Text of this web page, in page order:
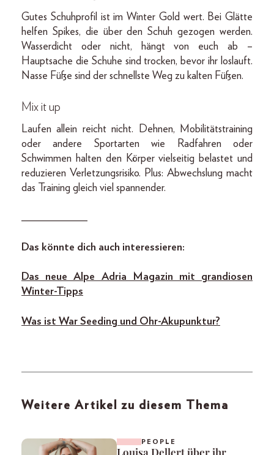
Gutes Schuhprofil ist im Winter Gold wert. Bei Glätte
helfen Spikes, die über den Schuh gezogen werden.
Wasserdicht oder nicht, hängt von euch ab –
Hauptsache die Schuhe sind trocken, bevor ihr loslauft.
Nasse Füße sind der schnellste Weg zu kalten Füßen.
Mix it up
Laufen allein reicht nicht. Dehnen, Mobilitätstraining
oder andere Sportarten wie Radfahren oder
Schwimmen halten den Körper vielseitig belastet und
reduzieren Verletzungsrisiko. Plus: Abwechslung macht
das Training gleich viel spannender.
____________
Das könnte dich auch interessieren:
Das neue Alpe Adria Magazin mit grandiosen
Winter-Tipps
Was ist War Seeding und Ohr-Akupunktur?
Weitere Artikel zu diesem Thema
PEOPLE
Louisa Dellert über ihr